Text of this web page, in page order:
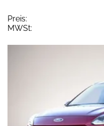
Preis:
MWSt: